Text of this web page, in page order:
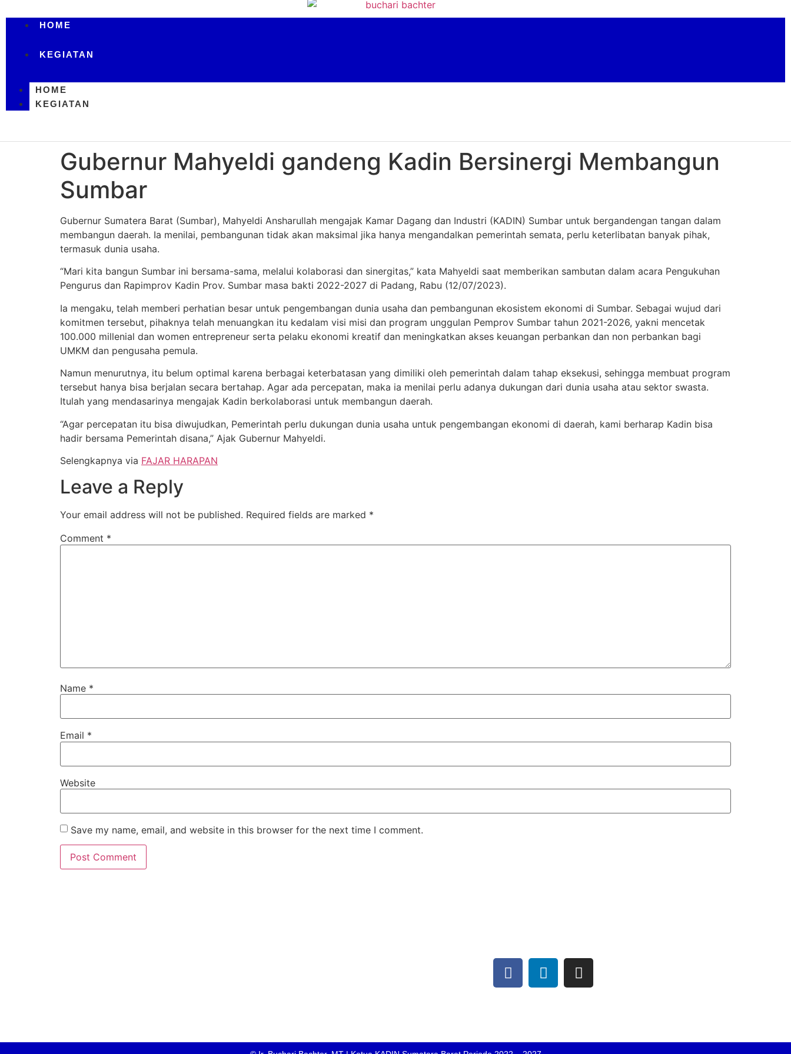
HOME
KEGIATAN
HOME
KEGIATAN
Gubernur Mahyeldi gandeng Kadin Bersinergi Membangun
Sumbar
Gubernur Sumatera Barat (Sumbar), Mahyeldi Ansharullah mengajak Kamar Dagang dan Industri (KADIN) Sumbar untuk bergandengan tangan dalam
membangun daerah. Ia menilai, pembangunan tidak akan maksimal jika hanya mengandalkan pemerintah semata, perlu keterlibatan banyak pihak,
termasuk dunia usaha.
“Mari kita bangun Sumbar ini bersama-sama, melalui kolaborasi dan sinergitas,” kata Mahyeldi saat memberikan sambutan dalam acara Pengukuhan
Pengurus dan Rapimprov Kadin Prov. Sumbar masa bakti 2022-2027 di Padang, Rabu (12/07/2023).
Ia mengaku, telah memberi perhatian besar untuk pengembangan dunia usaha dan pembangunan ekosistem ekonomi di Sumbar. Sebagai wujud dari
komitmen tersebut, pihaknya telah menuangkan itu kedalam visi misi dan program unggulan Pemprov Sumbar tahun 2021-2026, yakni mencetak
100.000 millenial dan women entrepreneur serta pelaku ekonomi kreatif dan meningkatkan akses keuangan perbankan dan non perbankan bagi
UMKM dan pengusaha pemula.
Namun menurutnya, itu belum optimal karena berbagai keterbatasan yang dimiliki oleh pemerintah dalam tahap eksekusi, sehingga membuat program
tersebut hanya bisa berjalan secara bertahap. Agar ada percepatan, maka ia menilai perlu adanya dukungan dari dunia usaha atau sektor swasta.
Itulah yang mendasarinya mengajak Kadin berkolaborasi untuk membangun daerah.
“Agar percepatan itu bisa diwujudkan, Pemerintah perlu dukungan dunia usaha untuk pengembangan ekonomi di daerah, kami berharap Kadin bisa
hadir bersama Pemerintah disana,” Ajak Gubernur Mahyeldi.
Selengkapnya via FAJAR HARAPAN
Leave a Reply
Your email address will not be published. Required fields are marked *
Comment *
Name *
Email *
Website
Save my name, email, and website in this browser for the next time I comment.